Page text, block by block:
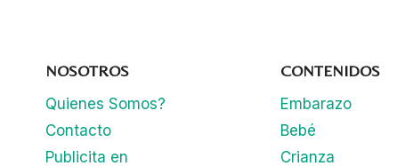
PADRES
NOSOTROS
Quienes Somos?
Contacto
Publicita en
CONTENIDOS
Embarazo
Bebé
Crianza